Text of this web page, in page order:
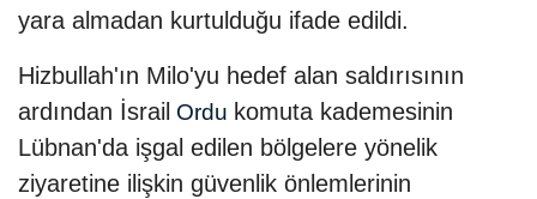
yara almadan kurtulduğu ifade edildi.
Hizbullah'ın Milo'yu hedef alan saldırısının
ardından İsrail Ordu komuta kademesinin
Lübnan'da işgal edilen bölgelere yönelik
ziyaretine ilişkin güvenlik önlemlerinin